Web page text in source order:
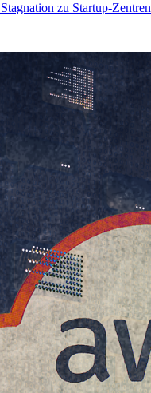
zu Startup-Zentren